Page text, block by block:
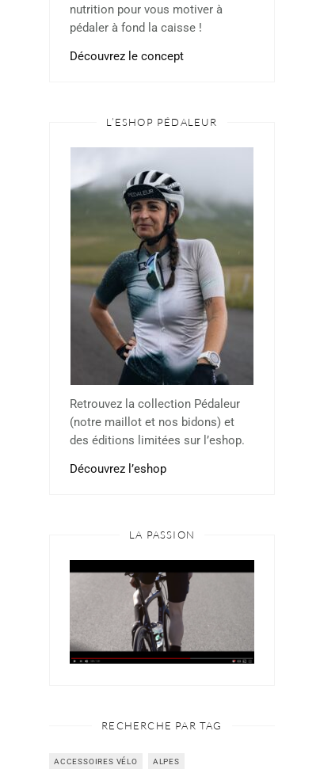
nutrition pour vous motiver à
pédaler à fond la caisse !
Découvrez le concept
L’ESHOP PÉDALEUR
Retrouvez la collection Pédaleur
(notre maillot et nos bidons) et
des éditions limitées sur l’eshop.
Découvrez l’eshop
LA PASSION
RECHERCHE PAR TAG
ACCESSOIRES VÉLO ALPES